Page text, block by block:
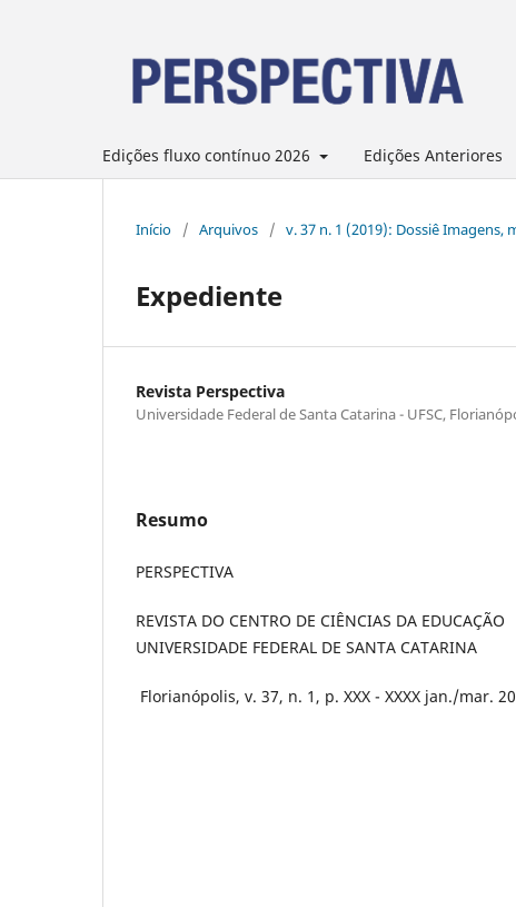
Edições fluxo contínuo 2026 Edições Anteriores
Início / Arquivos / v. 37 n. 1 (2019): Dossiê Imagens,
Expediente
Revista Perspectiva
Universidade Federal de Santa Catarina - UFSC,
Resumo
PERSPECTIVA
REVISTA DO CENTRO DE CIÊNCIAS DA EDUCAÇÃO
UNIVERSIDADE FEDERAL DE SANTA CATARINA
Florianópolis, v. 37, n. 1, p. XXX - XXXX jan./mar.